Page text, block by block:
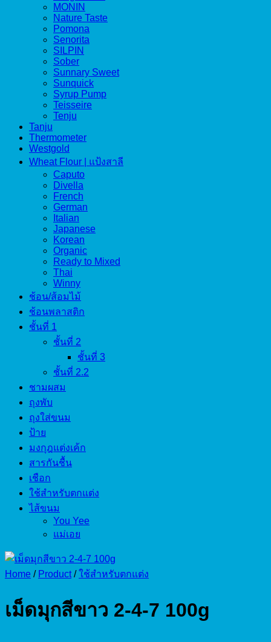
MONIN
Nature Taste
Pomona
Senorita
SILPIN
Sober
Sunnary Sweet
Sunquick
Syrup Pump
Teisseire
Tenju
Tanju
Thermometer
Westgold
Wheat Flour | แป้งสาลี
Caputo
Divella
French
German
Italian
Japanese
Korean
Organic
Ready to Mixed
Thai
Winny
ช้อน/ส้อมไม้
ช้อนพลาสติก
ชั้นที่ 1
ชั้นที่ 2
ชั้นที่ 3
ชั้นที่ 2.2
ชามผสม
ถุงพับ
ถุงใส่ขนม
ป้าย
มงกุฎแต่งเค้ก
สารกันชื้น
เชือก
ใช้สำหรับตกแต่ง
ไส้ขนม
You Yee
แม่เอย
Home / Product / ใช้สำหรับตกแต่ง
เม็ดมุกสีขาว 2-4-7 100g